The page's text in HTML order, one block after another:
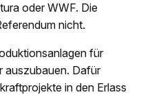
oder WWF. Die
nicht.
für
auszubauen. Dafür
in den Erlass